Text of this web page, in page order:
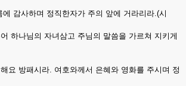
감사하며 정직한자가 주의 앞에 거라리라.(시
하나님의 자녀삼고 주님의 말씀을 가르쳐 지키게
방패시라. 여호와께서 은혜와 영화를 주시며 정